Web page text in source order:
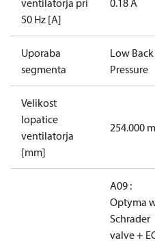
ventilatorja pri
50 Hz [A]
0.18 A
Uporaba
segmenta
Low Back
Pressure
Velikost
lopatice
ventilatorja
[mm]
254.000
A09 :
Optyma
Schrader
valve +